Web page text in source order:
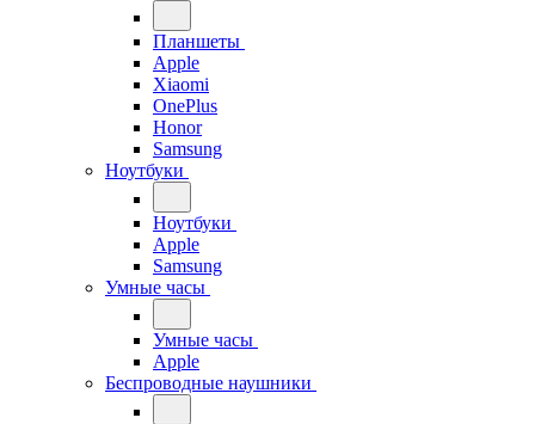
Планшеты
Apple
Xiaomi
OnePlus
Honor
Samsung
Ноутбуки
Ноутбуки
Apple
Samsung
Умные часы
Умные часы
Apple
Беспроводные наушники